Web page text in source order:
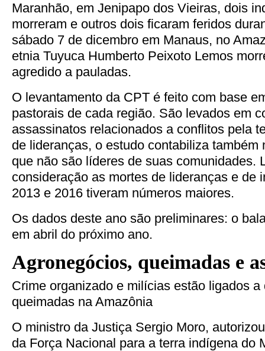
Maranhão, em Jenipapo dos Vieiras, dois
morreram e outros dois ficaram feridos
sábado 7 de dicembro em Manaus, no
etnia Tuyuca Humberto Peixoto Lemos
agredido a pauladas.
O levantamento da CPT é feito com base
pastorais de cada região. São levados em
assassinatos relacionados a conflitos pela
de lideranças, o estudo contabiliza também
que não são líderes de suas comunidades.
consideração as mortes de lideranças e de
2013 e 2016 tiveram números maiores.
Os dados deste ano são preliminares: o
em abril do próximo ano.
Agronegócios, queimadas e
Crime organizado e milícias estão ligados a
queimadas na Amazônia
O ministro da Justiça Sergio Moro,
da Força Nacional para a terra indígena do